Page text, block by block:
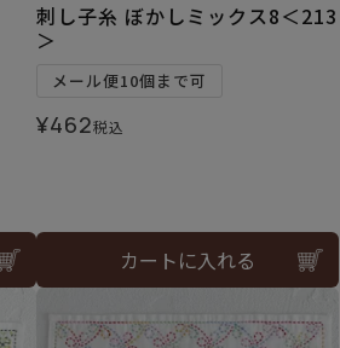
刺し子糸 ぼかしミックス8＜213
＞
メール便10個まで可
¥462税込
カートに入れる